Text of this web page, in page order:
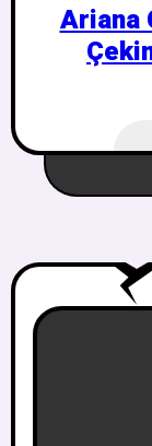
Ariana